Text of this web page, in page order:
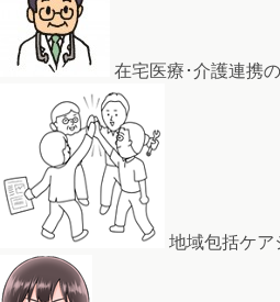
在宅医療･介護連携
地域包括ケア